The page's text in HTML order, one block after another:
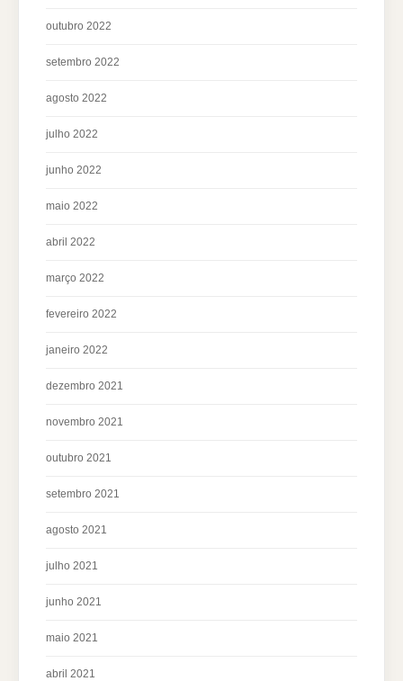
outubro 2022
setembro 2022
agosto 2022
julho 2022
junho 2022
maio 2022
abril 2022
março 2022
fevereiro 2022
janeiro 2022
dezembro 2021
novembro 2021
outubro 2021
setembro 2021
agosto 2021
julho 2021
junho 2021
maio 2021
abril 2021